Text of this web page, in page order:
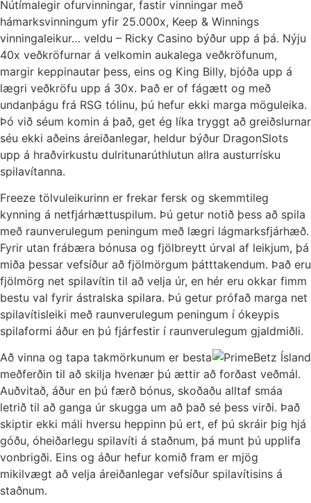
Nútímalegir ofurvinningar, fastir vinningar með
hámarksvinningum yfir 25.000x, Keep & Winnings
vinningaleikur… veldu – Ricky Casino býður upp á þá. Nýju
40x veðkröfurnar á velkomin aukalega veðkröfunum,
margir keppinautar þess, eins og King Billy, bjóða upp á
lægri veðkröfu upp á 30x. Það er of fágætt og með
undanþágu frá RSG tólinu, þú hefur ekki marga möguleika.
Þó við séum komin á það, get ég líka tryggt að greiðslurnar
séu ekki aðeins áreiðanlegar, heldur býður DragonSlots
upp á hraðvirkustu dulritunarúthlutun allra austurrísku
spilavítanna.
Freeze tölvuleikurinn er frekar fersk og skemmtileg
kynning á netfjárhættuspilum. Þú getur notið þess að spila
með raunverulegum peningum með lægri lágmarksfjárhæð.
Fyrir utan frábæra bónusa og fjölbreytt úrval af leikjum, þá
miða þessar vefsíður að fjölmörgum þátttakendum. Það eru
fjölmörg net spilavítin til að velja úr, en hér eru okkar fimm
bestu val fyrir ástralska spilara. Þú getur prófað marga net
spilavítisleiki með raunverulegum peningum í ókeypis
spilaformi áður en þú fjárfestir í raunverulegum gjaldmiðli.
Að vinna og tapa takmörkunum er besta
meðferðin til að skilja hvenær þú ættir að forðast veðmál.
Auðvitað, áður en þú færð bónus, skoðaðu alltaf smáa
letrið til að ganga úr skugga um að það sé þess virði. Það
skiptir ekki máli hversu heppinn þú ert, ef þú skráir þig hjá
góðu, óheiðarlegu spilavíti á staðnum, þá munt þú upplifa
vonbrigði. Eins og áður hefur komið fram er mjög
mikilvægt að velja áreiðanlegar vefsíður spilavítisins á
staðnum.